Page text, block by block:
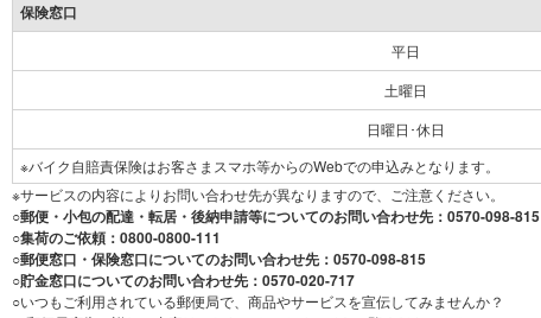
保険窓口
平日
土曜日
日曜日･休日
※バイク自賠責保険はお客さまスマホ等からのWebでの申込みとなります。
※サービスの内容によりお問い合わせ先が異なりますので、ご注意ください。
○郵便・小包の配達・転居・後納申請等についてのお問い合わせ先：0570-098-815
○集荷のご依頼：0800-0800-111
○郵便窓口・保険窓口についてのお問い合わせ先：0570-098-815
○貯金窓口についてのお問い合わせ先：0570-020-717
○いつもご利用されている郵便局で、商品やサービスを宣伝してみませんか？